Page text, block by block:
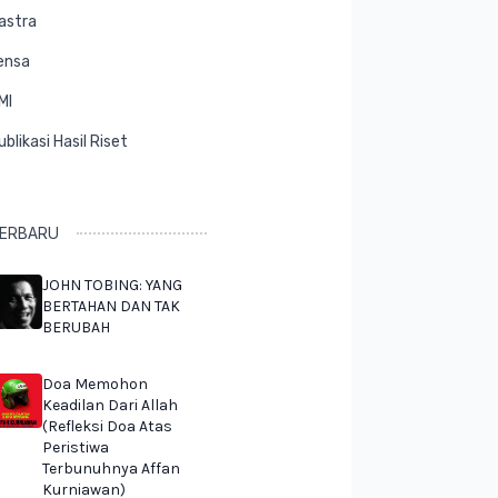
Hasil Riset
JOHN TOBING: YANG
BERTAHAN DAN TAK
BERUBAH
Doa Memohon
Keadilan Dari Allah
(Refleksi Doa Atas
Peristiwa
Terbunuhnya Affan
Kurniawan)